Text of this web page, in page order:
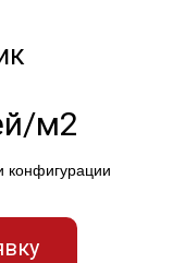
м2
конфигурации